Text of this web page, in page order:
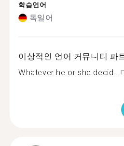
학습언어
독일어
이상적인 언어 커뮤니티 파
Whatever he or she decid...